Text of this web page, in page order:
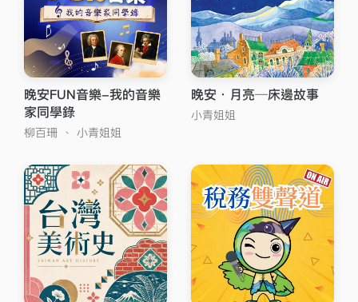
晚安FUN音樂-我的音樂
家同學錄
柳百珊 、 小青姐姐
晚安．月亮─床邊故事
小青姐姐